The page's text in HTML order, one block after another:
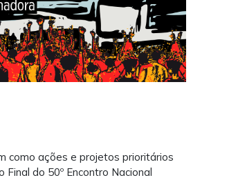
como ações e projetos prioritários
do 50º Encontro Nacional